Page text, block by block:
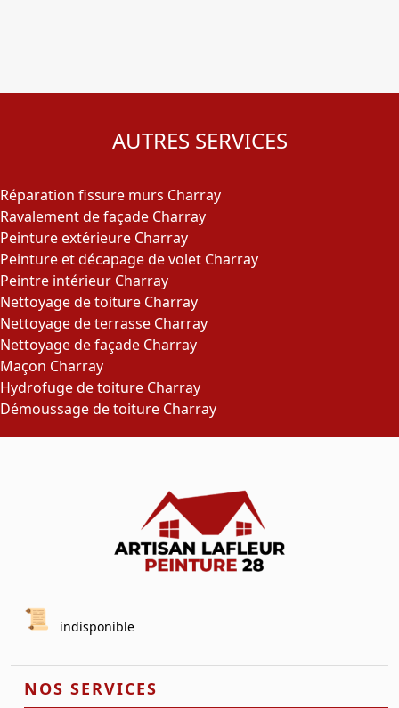
AUTRES SERVICES
Réparation fissure murs Charray
Ravalement de façade Charray
Peinture extérieure Charray
Peinture et décapage de volet Charray
Peintre intérieur Charray
Nettoyage de toiture Charray
Nettoyage de terrasse Charray
Nettoyage de façade Charray
Maçon Charray
Hydrofuge de toiture Charray
Démoussage de toiture Charray
indisponible
NOS SERVICES